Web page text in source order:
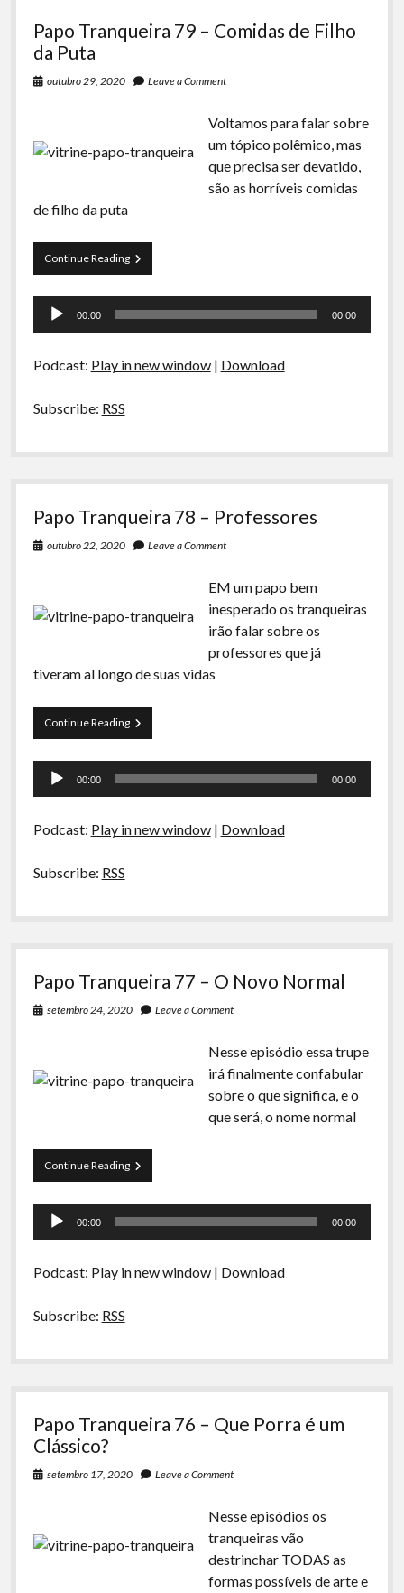
Papo Tranqueira 79 – Comidas de Filho
da Puta
outubro 29, 2020 Leave a Comment
Voltamos para falar sobre
um tópico polêmico, mas
que precisa ser devatido,
são as horríveis comidas
de filho da puta
Continue ReadingPapo
Tranqueira
Comidas
da
Tocador
00:00 00:00
Podcast: Play in new window| Download
Subscribe: RSS
Papo Tranqueira 78 – Professores
outubro 22, 2020 Leave a Comment
EM um papo bem
inesperado os tranqueiras
irão falar sobre os
professores que já
tiveram al longo de suas vidas
Continue ReadingPapo
Tranqueira
Professores
Tocador
00:00 00:00
Podcast: Play in new window| Download
Subscribe: RSS
Papo Tranqueira 77 – O Novo Normal
setembro 24, 2020 Leave a Comment
Nesse episódio essa trupe
irá finalmente confabular
sobre o que significa, e o
que será, o nome normal
Continue ReadingPapo
Tranqueira
O
Tocador
00:00 00:00
Podcast: Play in new window| Download
Subscribe: RSS
Papo Tranqueira 76 – Que Porra é um
Clássico?
setembro 17, 2020 Leave a Comment
Nesse episódios os
tranqueiras vão
destrinchar TODAS as
formas possíveis de arte e